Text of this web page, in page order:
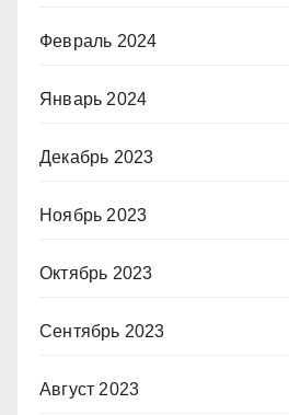
Февраль 2024
Январь 2024
Декабрь 2023
Ноябрь 2023
Октябрь 2023
Сентябрь 2023
Август 2023